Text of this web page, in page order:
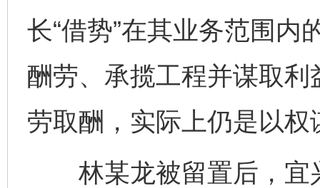
长“借势”在其业务范围内
酬劳、承揽工程并谋取
劳取酬，实际上仍是以
林某龙被留置后，宜